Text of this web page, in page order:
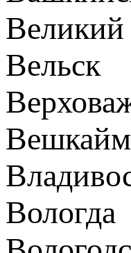
Вельск
Вологда